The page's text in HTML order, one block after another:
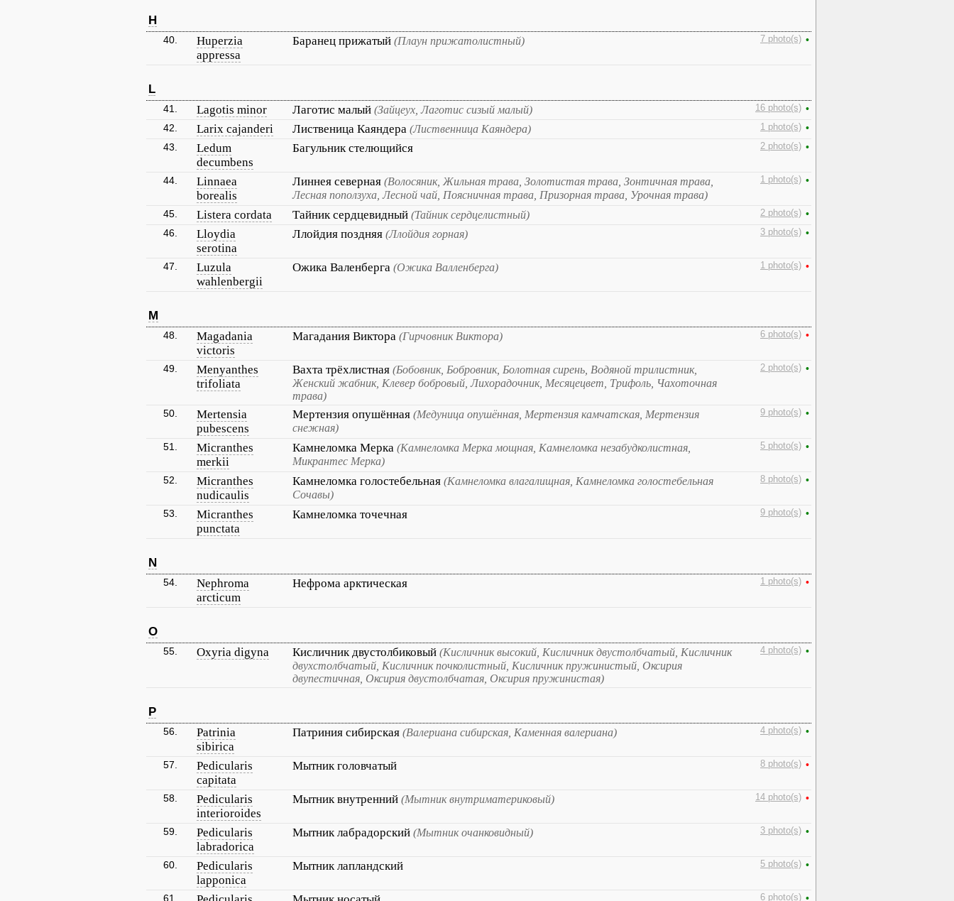
H
40.
Huperzia
appressa
Баранец прижатый (Плаун прижатолистный) 7 photo(s) •
L
41. Lagotis minor Лаготис малый (Зайцеух, Лаготис сизый малый) 16 photo(s) •
42.
Larix cajanderi Лиственица Каяндера (Лиственница Каяндера) 1 photo(s) •
43.
Ledum
decumbens
Багульник стелющийся 2 photo(s) •
44.
Linnaea
borealis
Линнея северная (Волосяник, Жильная трава, Золотистая трава, Зонтичная трава,
Лесная поползуха, Лесной чай, Поясничная трава, Призорная трава, Урочная трава)
1 photo(s) •
45. Listera cordata Тайник сердцевидный (Тайник сердцелистный) 2 photo(s) •
46.
Lloydia
serotina
Ллойдия поздняя (Ллойдия горная) 3 photo(s) •
47.
Luzula
wahlenbergii
Ожика Валенберга (Ожика Валленберга) 1 photo(s) •
M
48.
Magadania
victoris
Магадания Виктора (Гирчовник Виктора) 6 photo(s) •
49.
Menyanthes
trifoliata
Вахта трёхлистная (Бобовник, Бобровник, Болотная сирень, Водяной трилистник,
Женский жабник, Клевер бобровый, Лихорадочник, Месяцецвет, Трифоль, Чахоточная
трава)
2 photo(s) •
50.
Mertensia
pubescens
Мертензия опушённая (Медуница опушённая, Мертензия камчатская, Мертензия
снежная)
9 photo(s) •
51.
Micranthes
merkii
Камнеломка Мерка (Камнеломка Мерка мощная, Камнеломка незабудколистная,
Микрантес Мерка)
5 photo(s) •
52.
Micranthes
nudicaulis
Камнеломка голостебельная (Камнеломка влагалищная, Камнеломка голостебельная
Сочавы)
8 photo(s) •
53.
Micranthes
punctata
Камнеломка точечная 9 photo(s) •
N
54.
Nephroma
arcticum
Нефрома арктическая 1 photo(s) •
O
55. Oxyria digyna Кисличник двустолбиковый (Кисличник высокий, Кисличник двустолбчатый, Кисличник
двухстолбчатый, Кисличник почколистный, Кисличник пружинистый, Оксирия
двупестичная, Оксирия двустолбчатая, Оксирия пружинистая)
4 photo(s) •
P
56.
Patrinia
sibirica
Патриния сибирская (Валериана сибирская, Каменная валериана) 4 photo(s) •
57.
Pedicularis
capitata
Мытник головчатый 8 photo(s) •
58.
Pedicularis
interioroides
Мытник внутренний (Мытник внутриматериковый) 14 photo(s) •
59.
Pedicularis
labradorica
Мытник лабрадорский (Мытник очанковидный) 3 photo(s) •
60.
Pedicularis
lapponica
Мытник лапландский 5 photo(s) •
61. 6 photo(s) •